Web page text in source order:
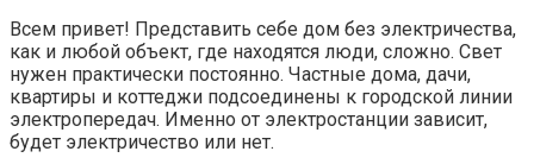
Всем привет! Представить себе дом без электричества,
как и любой объект, где находятся люди, сложно. Свет
нужен практически постоянно. Частные дома, дачи,
квартиры и коттеджи подсоединены к городской линии
электропередач. Именно от электростанции зависит,
будет электричество или нет.